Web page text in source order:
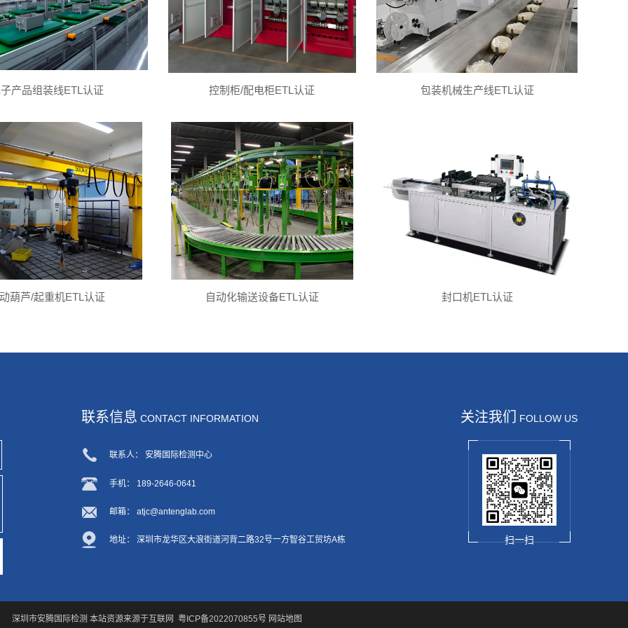
产品组装线ETL认证 控制柜/配电柜ETL认证 包装机械生产线ETL认证
葫芦/起重机ETL认证 自动化输送设备ETL认证 封口机ETL认证
关注我们 FOLLOW US
扫一扫
联系信息 CONTACT INFORMATION
联系人： 安腾国际检测中心
手机： 189-2646-0641
邮箱： atjc@antenglab.com
地址： 深圳市龙华区大浪街道河背二路32号一方智谷工贸坊A栋
深圳市安腾国际检测 本站资源来源于互联网 粤ICP备2022070855号 网站地图